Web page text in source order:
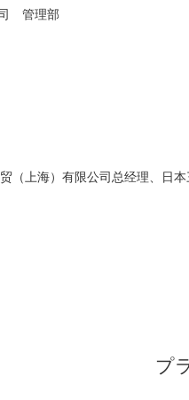
司 管理部
（上海）有限公司总经理、日
プ